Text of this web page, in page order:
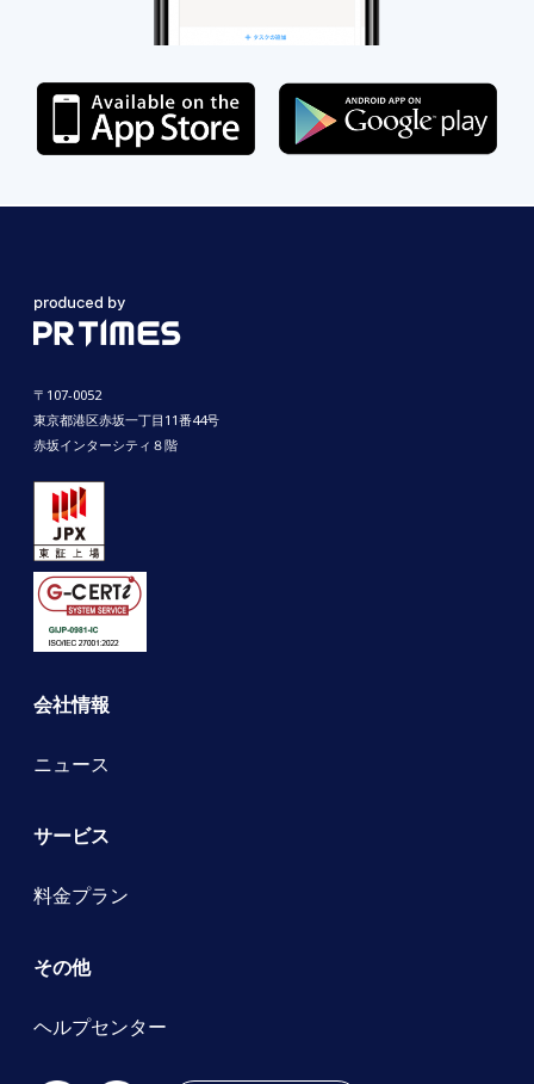
〒107-0052
東京都港区赤坂一丁目11番44号
赤坂インターシティ８階
会社情報
ニュース
サービス
料金プラン
その他
ヘルプセンター